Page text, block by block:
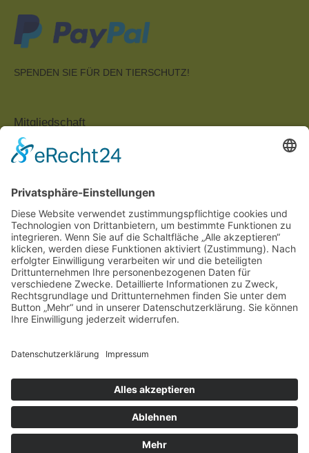
SPENDEN SIE FÜR DEN TIERSCHUTZ!
Mitgliedschaft
Der Landestierschutzverband
Baden-Württemberg e.V. ist dem
Deutschen Tierschutzbund e.V. zugeordnet.
© 2026 LANDESTIERSCHUTZVERBAND BADEN-